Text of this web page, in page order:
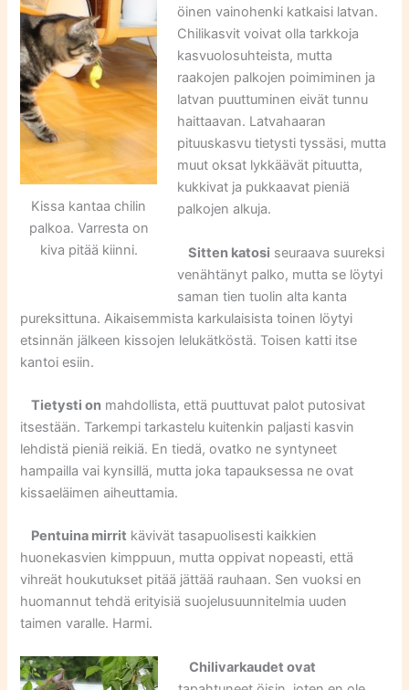
Kissa kantaa chilin
palkoa. Varresta on
kiva pitää kiinni.
öinen vainohenki katkaisi latvan.
Chilikasvit voivat olla tarkkoja
kasvuolosuhteista, mutta
raakojen palkojen poimiminen ja
latvan puuttuminen eivät tunnu
haittaavan. Latvahaaran
pituuskasvu tietysti tyssäsi, mutta
muut oksat lykkäävät pituutta,
kukkivat ja pukkaavat pieniä
palkojen alkuja.
Sitten katosi seuraava suureksi
venähtänyt palko, mutta se löytyi
saman tien tuolin alta kanta
pureksittuna. Aikaisemmista karkulaisista toinen löytyi
etsinnän jälkeen kissojen lelukätköstä. Toisen katti itse
kantoi esiin.
Tietysti on mahdollista, että puuttuvat palot putosivat
itsestään. Tarkempi tarkastelu kuitenkin paljasti kasvin
lehdistä pieniä reikiä. En tiedä, ovatko ne syntyneet
hampailla vai kynsillä, mutta joka tapauksessa ne ovat
kissaeläimen aiheuttamia.
Pentuina mirrit kävivät tasapuolisesti kaikkien
huonekasvien kimppuun, mutta oppivat nopeasti, että
vihreät houkutukset pitää jättää rauhaan. Sen vuoksi en
huomannut tehdä erityisiä suojelusuunnitelmia uuden
taimen varalle. Harmi.
Chilivarkaudet ovat